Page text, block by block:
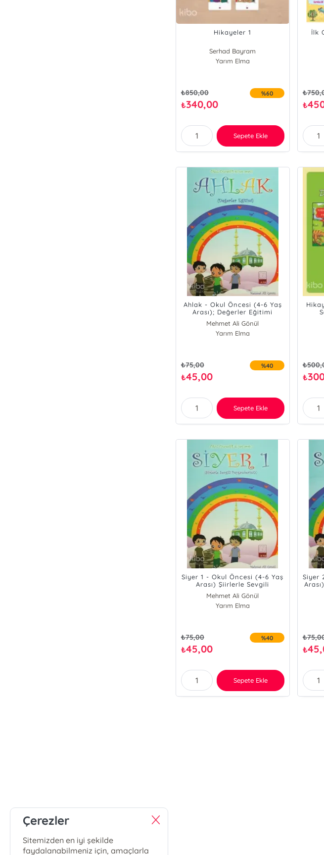
Hikayeler 1
Serhad Bayram
Yarım Elma
₺850,00
₺340,00
%60
Sepete Ekle
İlk
₺
₺
Ahlak - Okul Öncesi (4-6 Yaş
Arası); Değerler Eğitimi
Mehmet Ali Gönül
Yarım Elma
₺75,00
₺45,00
%40
Sepete Ekle
₺
₺
Siyer 1 - Okul Öncesi (4-6 Yaş
Arası) Şiirlerle Sevgili
Peygamberimiz
Mehmet Ali Gönül
Yarım Elma
₺75,00
₺45,00
%40
Sepete Ekle
Siyer
₺
₺
Çerezler
Sitemizden en iyi şekilde
faydalanabilmeniz için, amaçlarla